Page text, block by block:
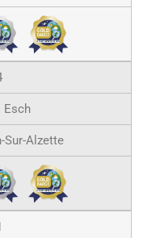
Esch
Sur-Alzette